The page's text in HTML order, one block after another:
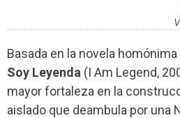
Basada en la novela
Soy Leyenda (I Am Legend,
mayor fortaleza en la
aislado que deambula por una